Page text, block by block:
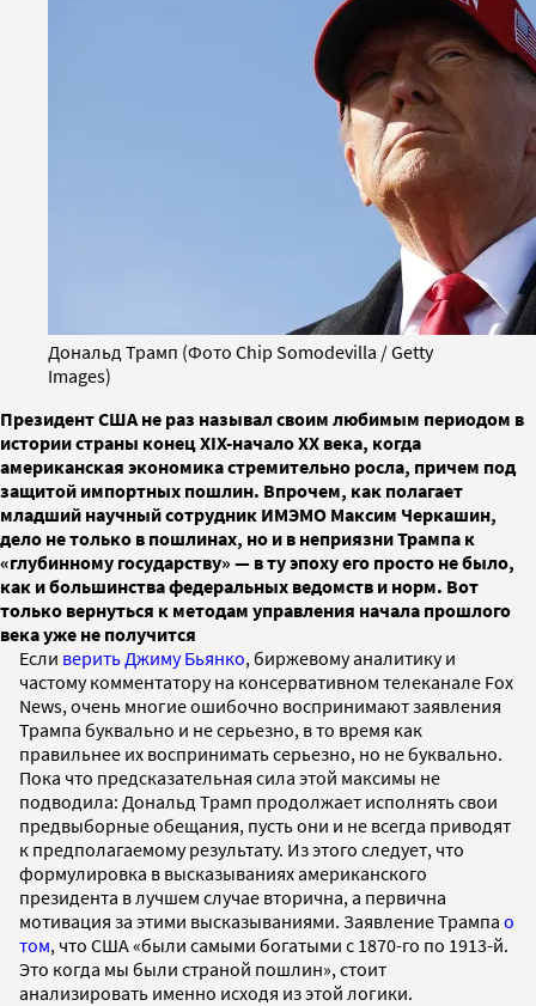
Дональд Трамп (Фото Chip Somodevilla / Getty
Images)
Президент США не раз называл своим любимым периодом в
истории страны конец XIX-начало XX века, когда
американская экономика стремительно росла, причем под
защитой импортных пошлин. Впрочем, как полагает
младший научный сотрудник ИМЭМО Максим Черкашин,
дело не только в пошлинах, но и в неприязни Трампа к
«глубинному государству» — в ту эпоху его просто не было,
как и большинства федеральных ведомств и норм. Вот
только вернуться к методам управления начала прошлого
века уже не получится
Если верить Джиму Бьянко, биржевому аналитику и
частому комментатору на консервативном телеканале Fox
News, очень многие ошибочно воспринимают заявления
Трампа буквально и не серьезно, в то время как
правильнее их воспринимать серьезно, но не буквально.
Пока что предсказательная сила этой максимы не
подводила: Дональд Трамп продолжает исполнять свои
предвыборные обещания, пусть они и не всегда приводят
к предполагаемому результату. Из этого следует, что
формулировка в высказываниях американского
президента в лучшем случае вторична, а первична
мотивация за этими высказываниями. Заявление Трампа о
том, что США «были самыми богатыми с 1870-го по 1913-й.
Это когда мы были страной пошлин», стоит
анализировать именно исходя из этой логики.